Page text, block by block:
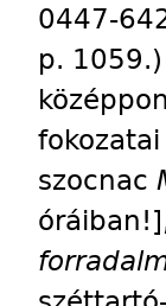
0447-
p.
szocnac